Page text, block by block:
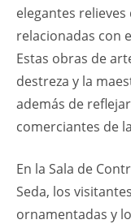
elegantes
relacionadas con
Estas obras de
destreza y la
además de
comerciantes de
En la Sala de
Seda, los
ornamentadas y